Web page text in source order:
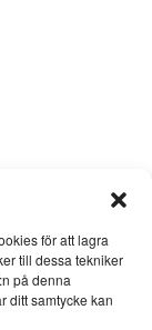
för att lagra
till dessa tekniker
på denna
ditt samtycke kan